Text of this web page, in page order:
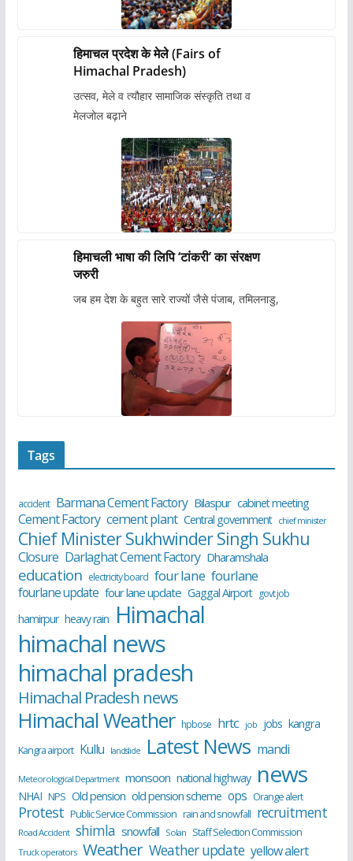
हिमाचल प्रदेश के मेले (Fairs of
Himachal Pradesh)
उत्सव, मेले व त्यौहार सामाजिक संस्कृति तथा व
मेलजोल बढ़ाने
हिमाचली भाषा की लिपि ‘टांकरी’ का संरक्षण
जरुरी
जब हम देश के बहुत सारे राज्यों जैसे पंजाब, तमिलनाडु,
Tags
accident Barmana Cement Factory Bilaspur cabinet meeting
Cement Factory cement plant Central government chief minister
Chief Minister Sukhwinder Singh Sukhu
Closure Darlaghat Cement Factory Dharamshala
education electricity board four lane fourlane
fourlane update four lane update Gaggal Airport govt job
hamirpur heavy rain Himachal
himachal news
himachal pradesh
Himachal Pradesh news
Himachal Weather hpbose hrtc job jobs kangra
Kangra airport Kullu landslide Latest News mandi
Meteorological Department monsoon national highway news
NHAI NPS Old pension old pension scheme ops Orange alert
Protest Public Service Commission rain and snowfall recruitment
Road Accident shimla snowfall Solan Staff Selection Commission
Truck operators Weather Weather update yellow alert